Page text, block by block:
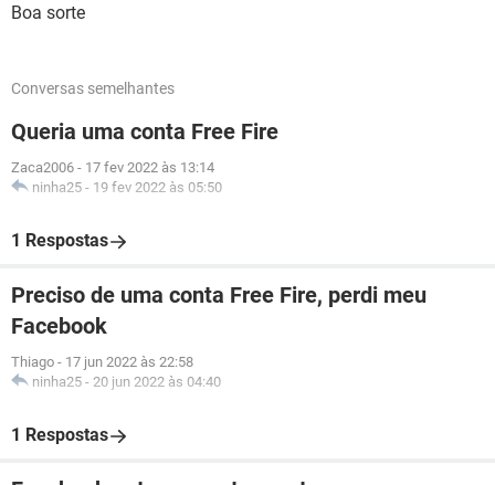
Boa sorte
Conversas semelhantes
Queria uma conta Free Fire
Zaca2006 - 17 fev 2022 às 13:14
ninha25 - 19 fev 2022 às 05:50
1 Respostas
Preciso de uma conta Free Fire, perdi meu
Facebook
Thiago - 17 jun 2022 às 22:58
ninha25 - 20 jun 2022 às 04:40
1 Respostas